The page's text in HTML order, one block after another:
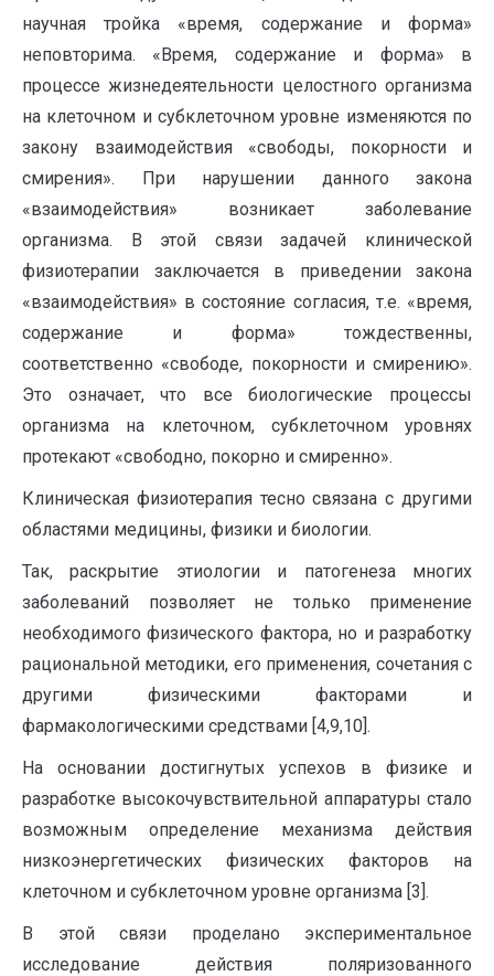
научная тройка «время, содержание и форма»
неповторима. «Время, содержание и форма» в
процессе жизнедеятельности целостного организма
на клеточном и субклеточном уровне изменяются по
закону взаимодействия «свободы, покорности и
смирения». При нарушении данного закона
«взаимодействия» возникает заболевание
организма. В этой связи задачей клинической
физиотерапии заключается в приведении закона
«взаимодействия» в состояние согласия, т.е. «время,
содержание и форма» тождественны,
соответственно «свободе, покорности и смирению».
Это означает, что все биологические процессы
организма на клеточном, субклеточном уровнях
протекают «свободно, покорно и смиренно».
Клиническая физиотерапия тесно связана с другими
областями медицины, физики и биологии.
Так, раскрытие этиологии и патогенеза многих
заболеваний позволяет не только применение
необходимого физического фактора, но и разработку
рациональной методики, его применения, сочетания с
другими физическими факторами и
фармакологическими средствами [4,9,10].
На основании достигнутых успехов в физике и
разработке высокочувствительной аппаратуры стало
возможным определение механизма действия
низкоэнергетических физических факторов на
клеточном и субклеточном уровне организма [3].
В этой связи проделано экспериментальное
исследование действия поляризованного